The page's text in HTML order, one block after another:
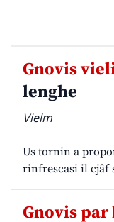
Gnovis
lenghe
Vielm
Us tornin a
rinfrescasi il cjâf
Gnovis